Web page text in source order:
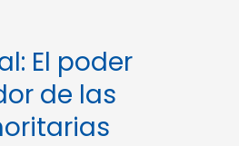
El poder
de las